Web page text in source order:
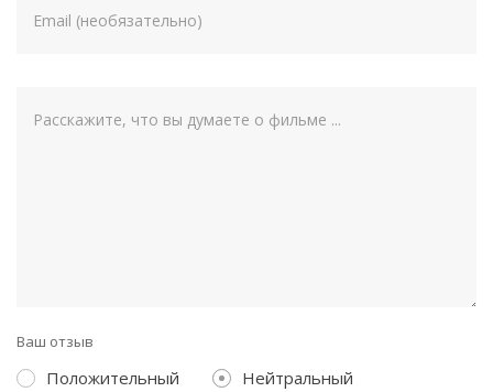
Ваш отзыв
Положительный
Нейтральный